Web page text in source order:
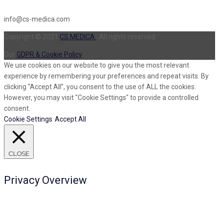
info@cs-medica.com
CS MEDICA
GDPR & Cookie Policy
We use cookies on our website to give you the most relevant
experience by remembering your preferences and repeat visits. By
clicking “Accept All”, you consent to the use of ALL the cookies.
However, you may visit "Cookie Settings" to provide a controlled
consent.
Cookie Settings Accept All
CLOSE
Privacy Overview